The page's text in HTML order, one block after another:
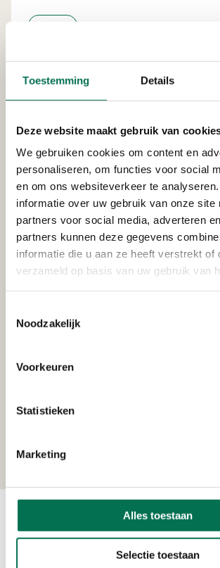
Toestemming Details
Deze website maakt gebruik van
We gebruiken cookies om content en
personaliseren, om functies voor social
en om ons websiteverkeer te
informatie over uw gebruik van onze site
partners voor social media, adverteren
partners kunnen deze gegevens
informatie die u aan ze heeft verstrekt of
verzameld op basis van uw gebruik van
Noodzakelijk
Voorkeuren
Statistieken
Marketing
Alles toestaan
Selectie toestaan
Bas Kooy Transport B.V.
Pieter Hoebeeweg 46, 3316 BT Dordrecht
Rijkswaterstaat Corporate
Dienst
Van Leeuwenhoekweg 20, 3316 AV
Verleend
Oudendijk 13-15, 3318 AG Dordrecht
Heerenlanden Vastgoed B.V.
Contact
Ma t/m vr 08:00 tot 16:30 uur